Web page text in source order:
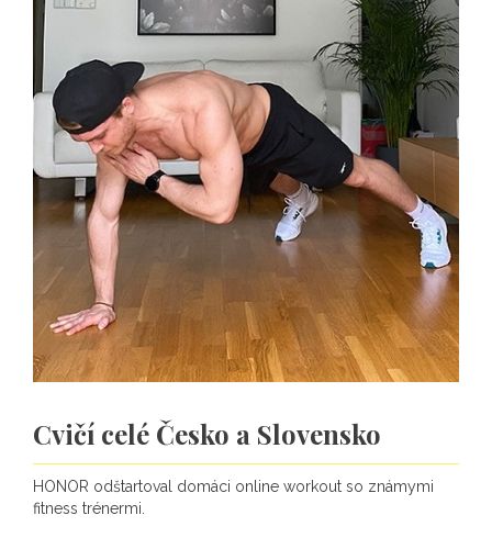
Cvičí celé Česko a Slovensko
HONOR odštartoval domáci online workout so známymi
fitness trénermi.